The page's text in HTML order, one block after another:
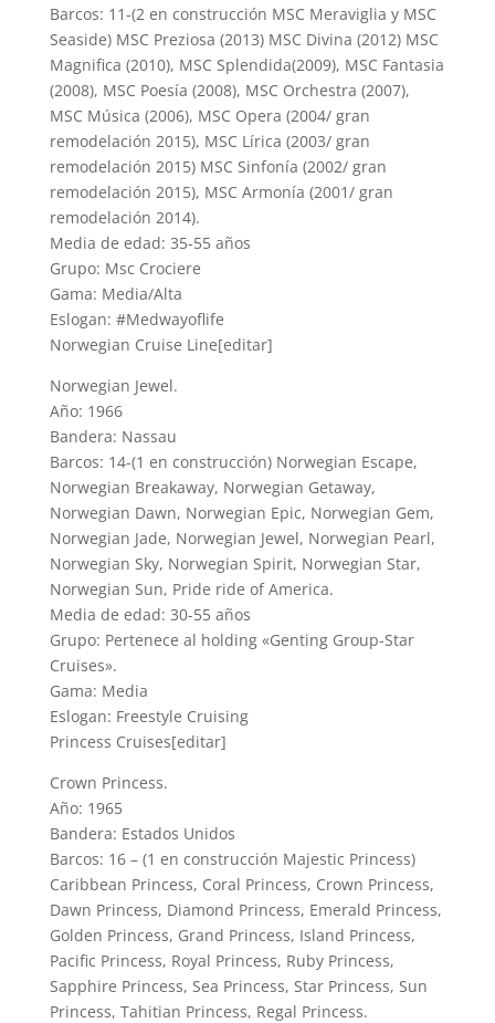
Barcos: 11-(2 en construcción MSC Meraviglia y MSC
Seaside) MSC Preziosa (2013) MSC Divina (2012) MSC
Magnifica (2010), MSC Splendida(2009), MSC Fantasia
(2008), MSC Poesía (2008), MSC Orchestra (2007),
MSC Música (2006), MSC Opera (2004/ gran
remodelación 2015), MSC Lírica (2003/ gran
remodelación 2015) MSC Sinfonía (2002/ gran
remodelación 2015), MSC Armonía (2001/ gran
remodelación 2014).
Media de edad: 35-55 años
Grupo: Msc Crociere
Gama: Media/Alta
Eslogan: #Medwayoflife
Norwegian Cruise Line[editar]
Norwegian Jewel.
Año: 1966
Bandera: Nassau
Barcos: 14-(1 en construcción) Norwegian Escape,
Norwegian Breakaway, Norwegian Getaway,
Norwegian Dawn, Norwegian Epic, Norwegian Gem,
Norwegian Jade, Norwegian Jewel, Norwegian Pearl,
Norwegian Sky, Norwegian Spirit, Norwegian Star,
Norwegian Sun, Pride ride of America.
Media de edad: 30-55 años
Grupo: Pertenece al holding «Genting Group-Star
Cruises».
Gama: Media
Eslogan: Freestyle Cruising
Princess Cruises[editar]
Crown Princess.
Año: 1965
Bandera: Estados Unidos
Barcos: 16 – (1 en construcción Majestic Princess)
Caribbean Princess, Coral Princess, Crown Princess,
Dawn Princess, Diamond Princess, Emerald Princess,
Golden Princess, Grand Princess, Island Princess,
Pacific Princess, Royal Princess, Ruby Princess,
Sapphire Princess, Sea Princess, Star Princess, Sun
Princess, Tahitian Princess, Regal Princess.